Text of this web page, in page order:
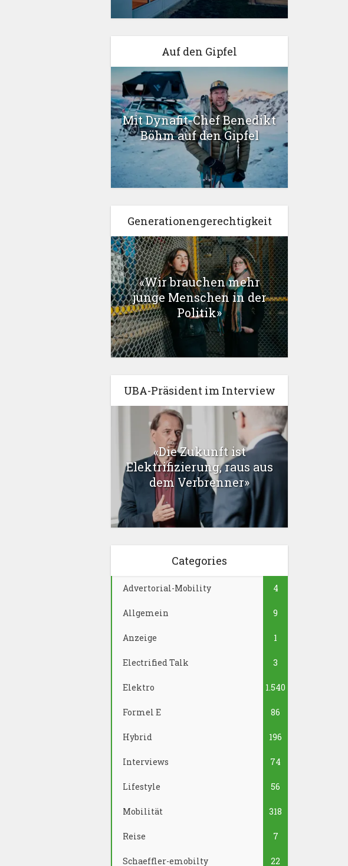
Auf den Gipfel
Mit Dynafit-Chef Benedikt
Böhm auf den Gipfel
Generationengerechtigkeit
«Wir brauchen mehr
junge Menschen in der
Politik»
UBA-Präsident im Interview
«Die Zukunft ist
Elektrifizierung, raus aus
dem Verbrenner»
Categories
Advertorial-Mobility 4
Allgemein 9
Anzeige 1
Electrified Talk 3
Elektro 1.540
Formel E 86
Hybrid 196
Interviews 74
Lifestyle 56
Mobilität 318
Reise 7
Schaeffler-emobilty 22